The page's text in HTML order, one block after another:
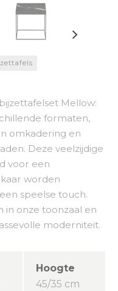
Mellow:
formaten,
omkadering en
Deze veelzijdige
voor een
worden
speelse touch.
in onze toonzaal en
moderniteit.
Hoogte
45/35 cm